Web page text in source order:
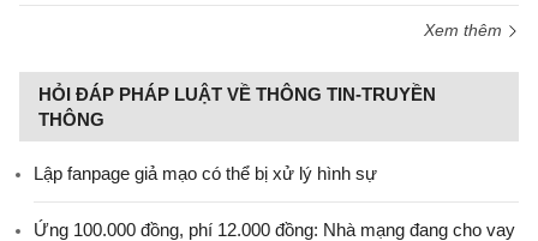
Xem thêm
HỎI ĐÁP PHÁP LUẬT VỀ THÔNG TIN-TRUYỀN
THÔNG
Lập fanpage giả mạo có thể bị xử lý hình sự
Ứng 100.000 đồng, phí 12.000 đồng: Nhà mạng đang cho vay